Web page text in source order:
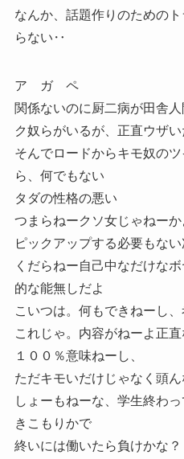
なんか、話題作りのための
らない‥
ア ガ ペ
関係ないのに厨二病が田舎
ク奴らがいるが、正直ウザい
そんでロードからキモ奴の
ら、何でもない
タダの性格の悪い
つまらねークソ女じゃねーか
ピックアップする必要もない
くだらねー自己中なだけな
的な能無しだよ
こいつは。何もできねーし
これじゃ。内容がねーよ正直
１００％意味ねーし、
ただキモいだけじゃなく頭
しょーもねーな、学生終わ
きこもりかで
終いには働いたら負けかな？